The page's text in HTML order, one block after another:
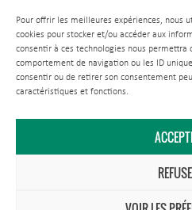
Pour offrir les meilleures expériences, nous
cookies pour stocker et/ou accéder aux
consentir à ces technologies nous
comportement de navigation ou les ID
consentir ou de retirer son consentement
caractéristiques et fonctions.